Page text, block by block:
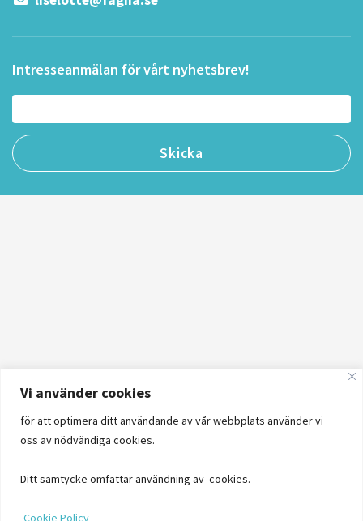
Vi använder cookies
för att optimera ditt användande av vår webbplats använder vi
oss av nödvändiga cookies.
Ditt samtycke omfattar användning av cookies.
Cookie Policy
Intresseanmälan för vårt nyhetsbrev!